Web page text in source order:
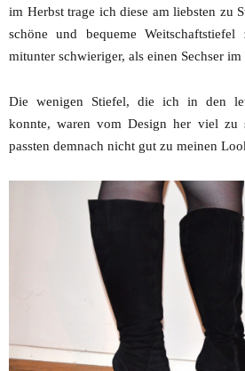
im Herbst trage ich diese am liebsten zu
schöne und bequeme
mitunter schwieriger, als einen Sechser
Die wenigen Stiefel, die ich in den
konnte, waren vom Design her viel zu
passten demnach nicht gut zu meinen